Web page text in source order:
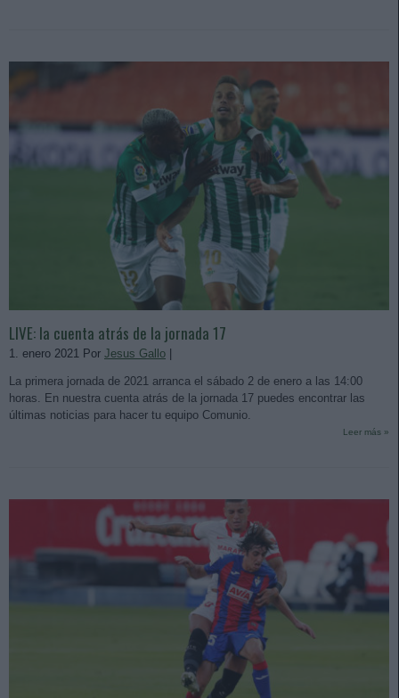
LIVE: la cuenta atrás de la jornada 17
1. enero 2021 Por Jesus Gallo
La primera jornada de 2021 arranca el sábado 2 de enero a las 14:00
horas. En nuestra cuenta atrás de la jornada 17 puedes encontrar las
últimas noticias para hacer tu equipo Comunio.
Leer más »